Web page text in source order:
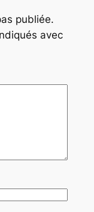
publiée.
avec